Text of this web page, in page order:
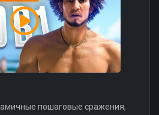
пошаговые сражения,